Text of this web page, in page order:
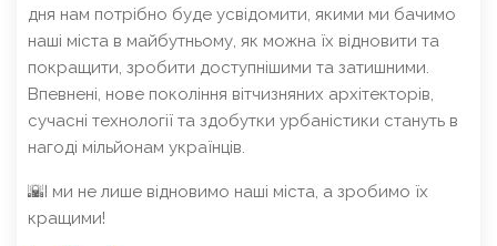
дня нам потрібно буде усвідомити, якими ми бачимо
наші міста в майбутньому, як можна їх відновити та
покращити, зробити доступнішими та затишними.
Впевнені, нове покоління вітчизняних архітекторів,
сучасні технології та здобутки урбаністики стануть в
нагоді мільйонам українців.
🌇І ми не лише відновимо наші міста, а зробимо їх
кращими!